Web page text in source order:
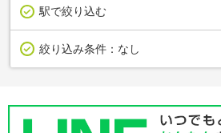
駅で絞り込む
絞り込み条件： なし